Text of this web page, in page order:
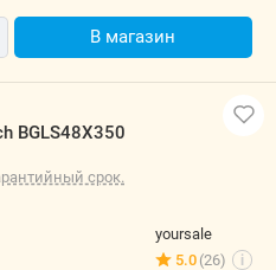
В магазин
BGLS48X350
срок.
yoursale
5.0 (26) i